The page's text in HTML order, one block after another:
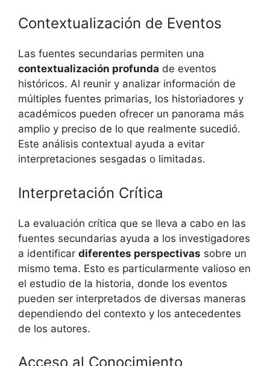
Contextualización de Eventos
Las fuentes secundarias permiten una
contextualización profunda de eventos
históricos. Al reunir y analizar información de
múltiples fuentes primarias, los historiadores y
académicos pueden ofrecer un panorama más
amplio y preciso de lo que realmente sucedió.
Este análisis contextual ayuda a evitar
interpretaciones sesgadas o limitadas.
Interpretación Crítica
La evaluación crítica que se lleva a cabo en las
fuentes secundarias ayuda a los investigadores
a identificar diferentes perspectivas sobre un
mismo tema. Esto es particularmente valioso en
el estudio de la historia, donde los eventos
pueden ser interpretados de diversas maneras
dependiendo del contexto y los antecedentes
de los autores.
Acceso al Conocimiento